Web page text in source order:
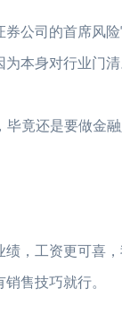
司的首席风险
为本身对行业门
竟还是要做金融
工资更可喜，
售技巧就行。